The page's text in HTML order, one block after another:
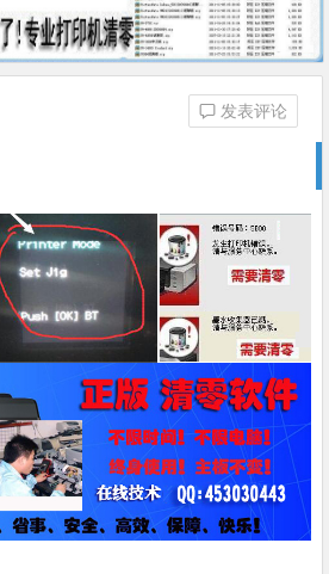
发表评论